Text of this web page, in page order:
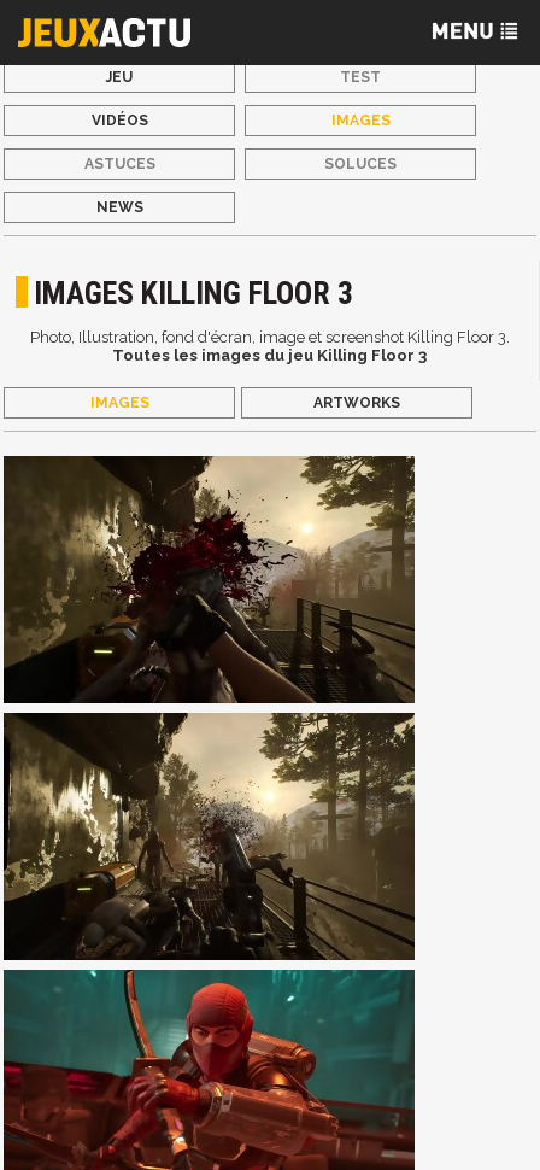
JEU TEST
VIDÉOS IMAGES
ASTUCES SOLUCES
NEWS
IMAGES KILLING FLOOR 3
Photo, Illustration, fond d'écran, image et screenshot Killing Floor 3.
Toutes les images du jeu Killing Floor 3
IMAGES ARTWORKS